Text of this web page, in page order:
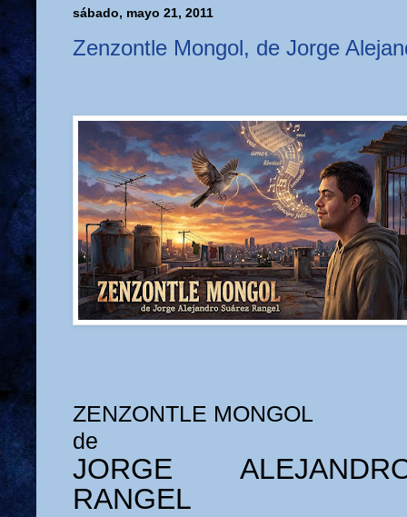
sábado, mayo 21, 2011
Zenzontle Mongol, de Jorge
ZENZONTLE MONGOL
de
JORGE
RANGEL